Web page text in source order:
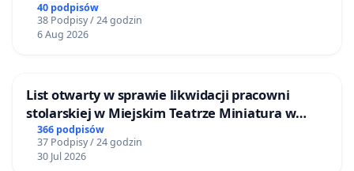
40 podpisów
38 Podpisy / 24 godzin
6 Aug 2026
List otwarty w sprawie likwidacji pracowni
stolarskiej w Miejskim Teatrze Miniatura w
Gdańsku
366 podpisów
37 Podpisy / 24 godzin
30 Jul 2026